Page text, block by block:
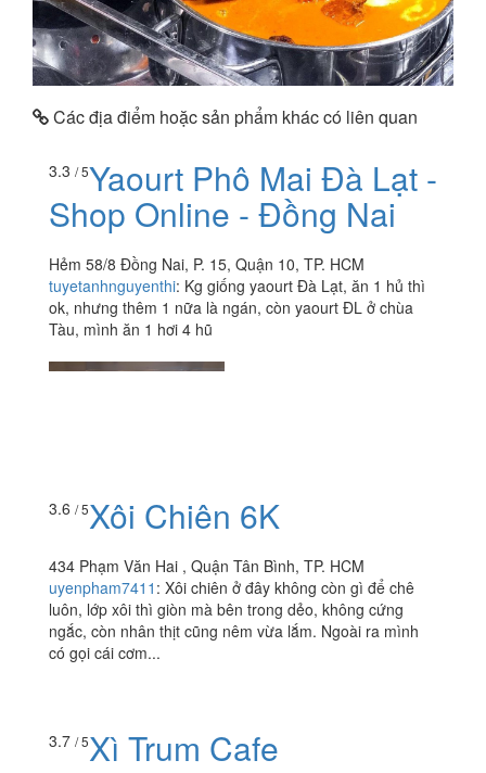
Các địa điểm hoặc sản phẩm khác có liên quan
3.3 / 5Yaourt Phô Mai Đà Lạt -
Shop Online - Đồng Nai
Hẻm 58/8 Đồng Nai, P. 15, Quận 10, TP. HCM
tuyetanhnguyenthi: Kg giống yaourt Đà Lạt, ăn 1 hủ thì
ok, nhưng thêm 1 nữa là ngán, còn yaourt ĐL ở chùa
Tàu, mình ăn 1 hơi 4 hũ
3.6 / 5Xôi Chiên 6K
434 Phạm Văn Hai , Quận Tân Bình, TP. HCM
uyenpham7411 : Xôi chiên ở đây không còn gì để chê
luôn, lớp xôi thì giòn mà bên trong dẻo, không cứng
ngắc, còn nhân thịt cũng nêm vừa lắm. Ngoài ra mình
có gọi cái cơm...
3.7 / 5Xì Trum Cafe